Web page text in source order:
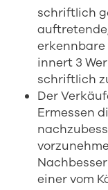
schriftlich
erkennbare
innert 3
schriftlich
Der
Ermessen
einer vom